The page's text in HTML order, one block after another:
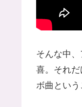
そんな中
喜。それ
ボ曲とい